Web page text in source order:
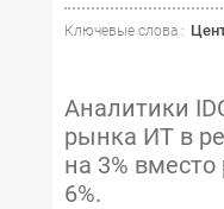
Ключевые слова :
Аналитики
рынка ИТ в
на 3%
6%.